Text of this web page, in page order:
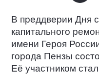
В преддверии Дня
капитального
имени Героя
города Пензы
Её участником